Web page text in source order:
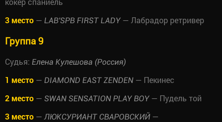
3 место — LAB'SPB FIRST LADY— Лабрадор ретривер
Группа 9
Судья: Елена Кулешова (Россия)
1 место — DIAMOND EAST ZENDEN — Пекинес
2 место — SWAN SENSATION PLAY BOY— Пудель той
3 место — ЛЮКСУРИАНТ СВАРОВСКИЙ —